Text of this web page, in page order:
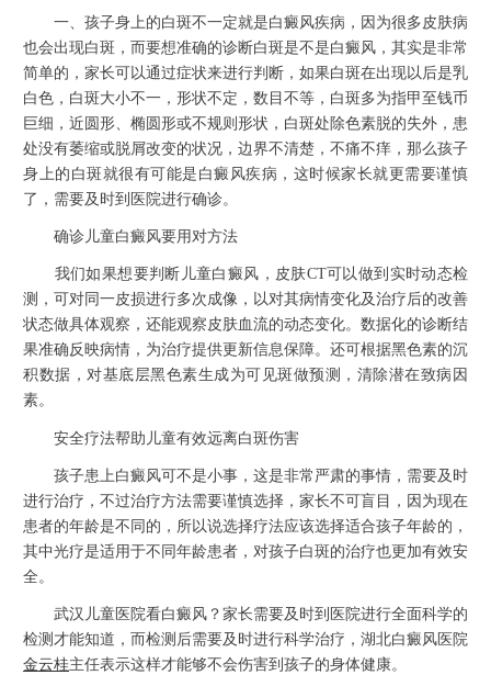
一、孩子身上的白斑不一定就是白癜风疾病，因为很多皮肤病
也会出现白斑，而要想准确的诊断白斑是不是白癜风，其实是非常
简单的，家长可以通过症状来进行判断，如果白斑在出现以后是乳
白色，白斑大小不一，形状不定，数目不等，白斑多为指甲至钱币
巨细，近圆形、椭圆形或不规则形状，白斑处除色素脱的失外，患
处没有萎缩或脱屑改变的状况，边界不清楚，不痛不痒，那么孩子
身上的白斑就很有可能是白癜风疾病，这时候家长就更需要谨慎
了，需要及时到医院进行确诊。
确诊儿童白癜风要用对方法
我们如果想要判断儿童白癜风，皮肤CT可以做到实时动态检
测，可对同一皮损进行多次成像，以对其病情变化及治疗后的改善
状态做具体观察，还能观察皮肤血流的动态变化。数据化的诊断结
果准确反映病情，为治疗提供更新信息保障。还可根据黑色素的沉
积数据，对基底层黑色素生成为可见斑做预测，清除潜在致病因
素。
安全疗法帮助儿童有效远离白斑伤害
孩子患上白癜风可不是小事，这是非常严肃的事情，需要及时
进行治疗，不过治疗方法需要谨慎选择，家长不可盲目，因为现在
患者的年龄是不同的，所以说选择疗法应该选择适合孩子年龄的，
其中光疗是适用于不同年龄患者，对孩子白斑的治疗也更加有效安
全。
武汉儿童医院看白癜风？家长需要及时到医院进行全面科学的
检测才能知道，而检测后需要及时进行科学治疗，湖北白癜风医院
金云桂主任表示这样才能够不会伤害到孩子的身体健康。